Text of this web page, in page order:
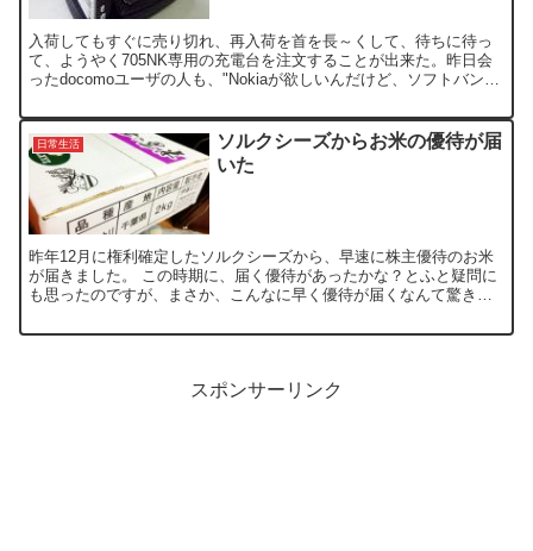
入荷してもすぐに売り切れ、再入荷を首を長～くして、待ちに待っ
て、ようやく705NK専用の充電台を注文することが出来た。昨日会
ったdocomoユーザの人も、"Nokiaが欲しいんだけど、ソフトバンク
日常生活
ソルクシーズからお米の優待が届
いた
昨年12月に権利確定したソルクシーズから、早速に株主優待のお米
が届きました。 この時期に、届く優待があったかな？とふと疑問に
も思ったのですが、まさか、こんなに早く優待が届くなんて驚きで
スポンサーリンク